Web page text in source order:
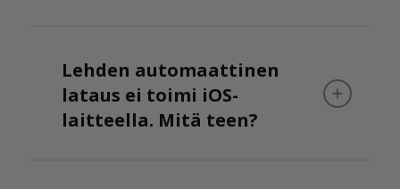
Lehden automaattinen
lataus ei toimi iOS-
laitteella. Mitä teen?